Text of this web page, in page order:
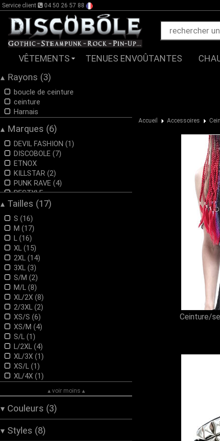
Service client 04 50 26 57 88
VÊTEMENTS TENUES ENVOÛTANTES
▴ Rayons (3)
boucle de ceinture
ceinture
Harnais
▴ Marques (6)
DEVIL FASHION (1)
DISCOBOLE (7)
ETNOX
KILLSTAR (2)
PUNK RAVE (4)
RESTYLE
▴ Tailles (17)
S (16)
M (17)
L (16)
XL (15)
2XL (14)
3XL (3)
S/M (2)
M/L (8)
XL/2X (8)
2/3XL (2)
XS/S (6)
XS/M (4)
S/L (1)
L/2XL (4)
XL/3X (1)
XS/L (1)
XL/4X (1)
▴ voir moins ▴
▾ Couleurs (3)
Noir (14)
▾ Styles (8)
Accueil Accessoires
Ceinture/